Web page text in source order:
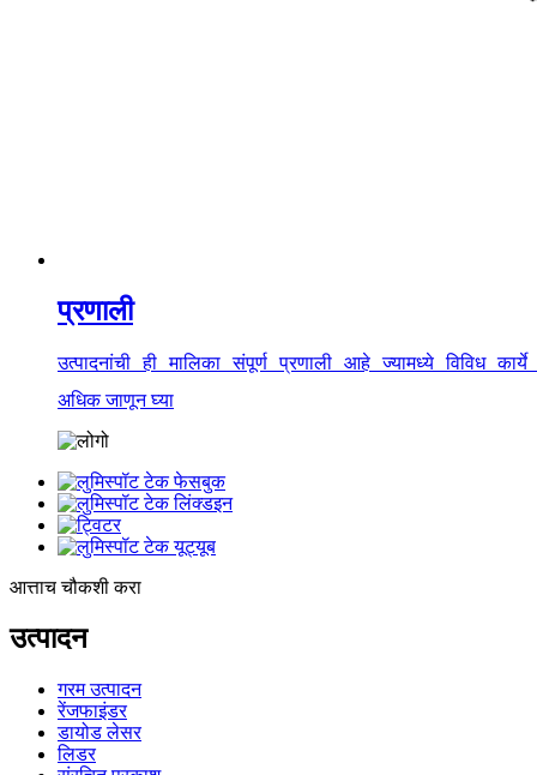
प्रणाली
उत्पादनांची ही मालिका संपूर्ण प्रणाली आहे ज्यामध्ये विविध
अधिक जाणून घ्या
आत्ताच चौकशी करा
उत्पादन
गरम उत्पादन
रेंजफाइंडर
डायोड लेसर
लिडर